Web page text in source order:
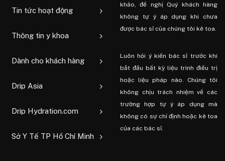
Tin tức hoạt động
Thông tin y khoa
Dành cho khách hàng
Drip Asia
Drip Hydration.com
Sở Y Tế TP Hồ Chí Minh
khảo, đề nghị Quý khách hàng
không tự ý áp dụng khi chưa
được bác sĩ của chúng tôi kê toa.
Luôn hỏi ý kiến ​​bác sĩ trước khi
bắt đầu bất kỳ liệu trình điều trị
hoặc liệu pháp nào. Chúng tôi
không chịu trách nhiệm về các
trường hợp tự ý áp dụng mà
không có sự chỉ định hoặc kê toa
của các bác sĩ.